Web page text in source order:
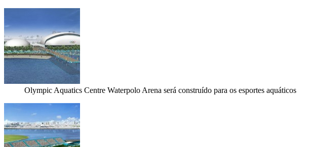
Olympic Aquatics Centre Waterpolo Arena será construído para os esportes aquáticos